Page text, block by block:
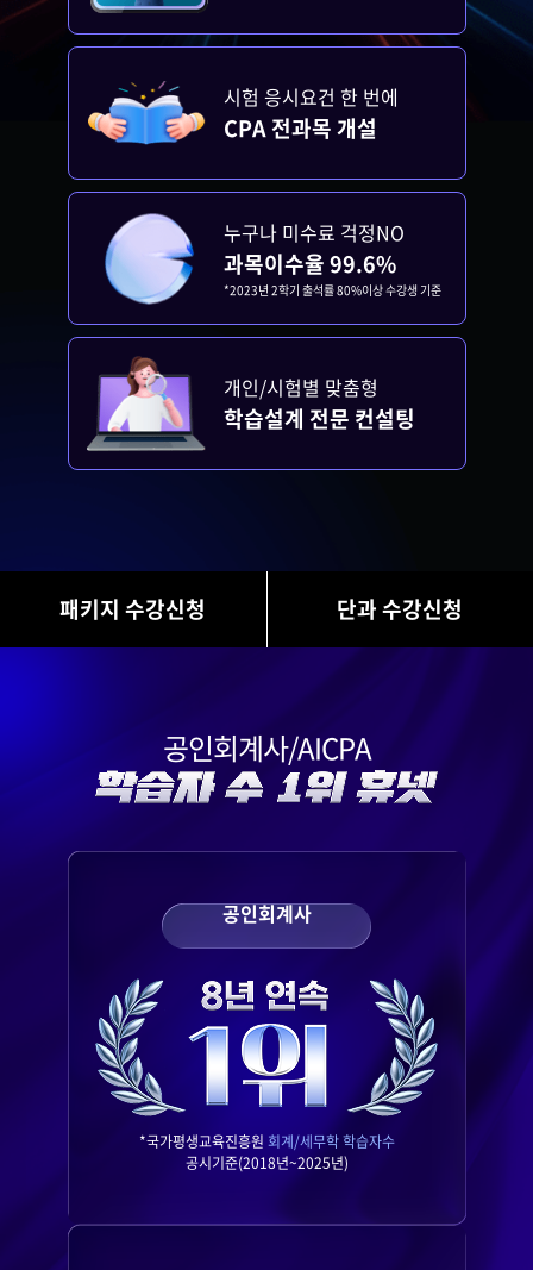
시험 응시요건 한 번에
CPA 전과목 개설
누구나 미수료 걱정NO
과목이수율 99.6%
*2023년 2학기 출석률 80%이상 수강생 기준
개인/시험별 맞춤형
학습설계 전문 컨설팅
패키지 수강신청 단과 수강신청
공인회계사/AICPA
공인회계사
*국가평생교육진흥원 회계/세무학 학습자수
공시기준(2018년~2025년)